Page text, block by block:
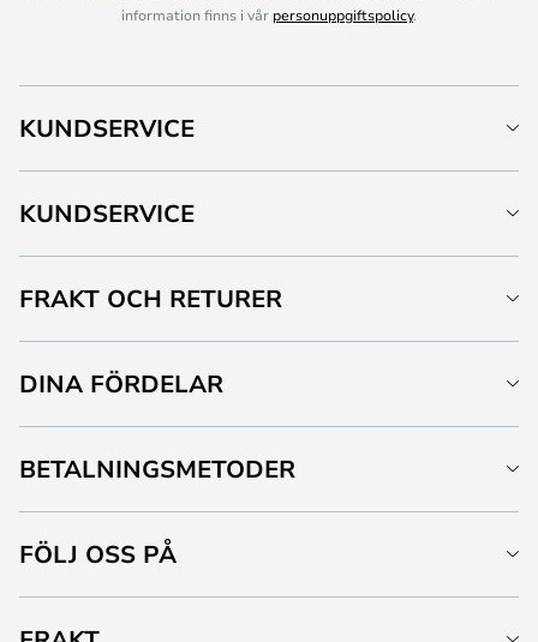
information finns i vår personuppgiftspolicy.
KUNDSERVICE
KUNDSERVICE
FRAKT OCH RETURER
DINA FÖRDELAR
BETALNINGSMETODER
FÖLJ OSS PÅ